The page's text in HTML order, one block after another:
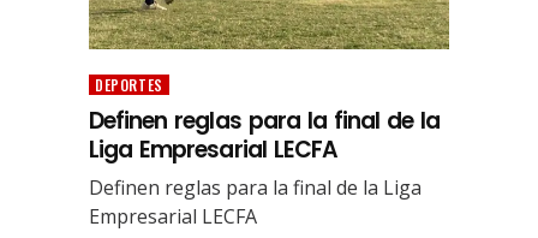
DEPORTES
Definen reglas para la final de la
Liga Empresarial LECFA
Definen reglas para la final de la Liga
Empresarial LECFA